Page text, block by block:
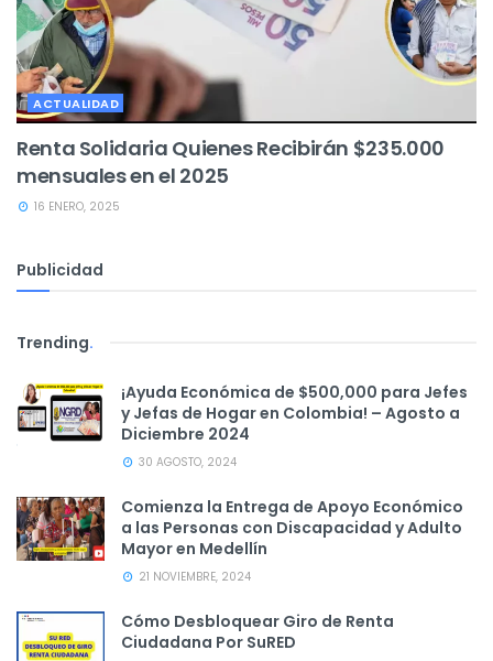
ACTUALIDAD
Renta Solidaria Quienes Recibirán $235.000
mensuales en el 2025
16 ENERO, 2025
Publicidad
Trending.
¡Ayuda Económica de $500,000 para Jefes
y Jefas de Hogar en Colombia! – Agosto a
Diciembre 2024
30 AGOSTO, 2024
Comienza la Entrega de Apoyo Económico
a las Personas con Discapacidad y Adulto
Mayor en Medellín
21 NOVIEMBRE, 2024
Cómo Desbloquear Giro de Renta
Ciudadana Por SuRED